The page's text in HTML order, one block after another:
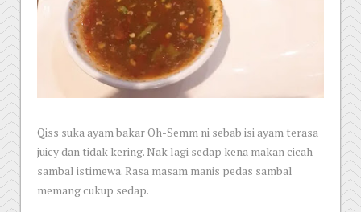
Qiss suka ayam bakar Oh-Semm ni sebab isi ayam terasa
juicy dan tidak kering. Nak lagi sedap kena makan cicah
sambal istimewa. Rasa masam manis pedas sambal
memang cukup sedap.